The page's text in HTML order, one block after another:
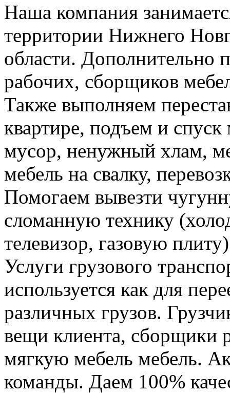
Наша компания
территории Нижнего
области. Дополнительно
рабочих, сборщиков
Также выполняем
квартире, подъем и
мусор, ненужный хлам,
мебель на свалку,
Помогаем вывезти
сломанную технику
телевизор, газовую плиту)
Услуги грузового
используется как для
различных грузов.
вещи клиента, сборщики
мягкую мебель мебель.
команды. Даем 100%